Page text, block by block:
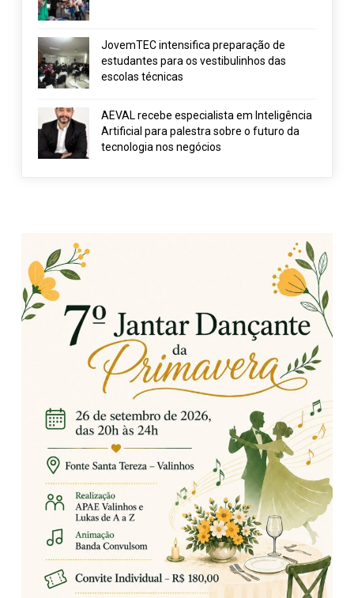
JovemTEC intensifica preparação de
estudantes para os vestibulinhos das
escolas técnicas
AEVAL recebe especialista em Inteligência
Artificial para palestra sobre o futuro da
tecnologia nos negócios